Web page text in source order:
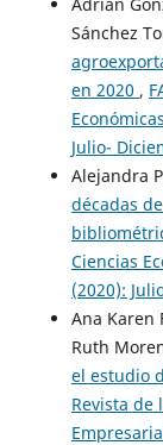
Sánchez
en 2020 ,
Julio-
Alejandra
décadas
Ciencias
(2020):
Ana Karen
Ruth
el estudio
Revista de